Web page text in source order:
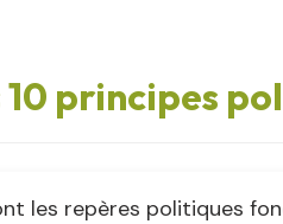
10 principes
les repères politiques